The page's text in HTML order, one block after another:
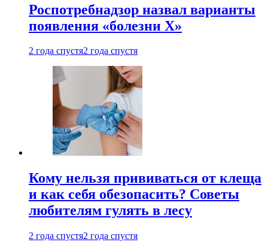
Роспотребнадзор назвал варианты
появления «болезни Х»
2 года спустя2 года спустя
Кому нельзя прививаться от клеща
и как себя обезопасить? Советы
любителям гулять в лесу
2 года спустя2 года спустя